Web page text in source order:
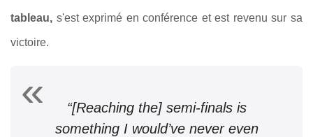
tableau, s'est exprimé en conférence et est revenu sur sa
victoire.
“[Reaching the] semi-finals is
something I would’ve never even